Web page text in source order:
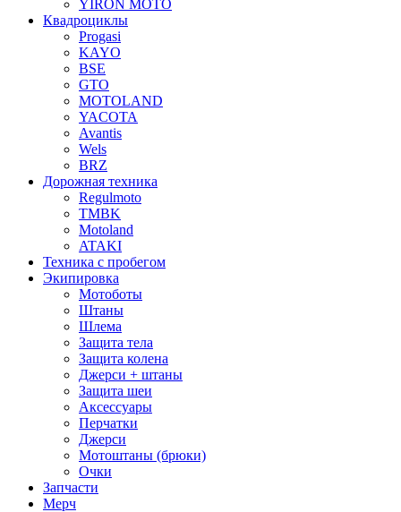
YIRON MOTO
Квадроциклы
Progasi
KAYO
BSE
GTO
MOTOLAND
YACOTA
Avantis
Wels
BRZ
Дорожная техника
Regulmoto
TMBK
Motoland
ATAKI
Техника с пробегом
Экипировка
Мотоботы
Штаны
Шлема
Защита тела
Защита колена
Джерси + штаны
Защита шеи
Аксессуары
Перчатки
Джерси
Мотоштаны (брюки)
Очки
Запчасти
Мерч